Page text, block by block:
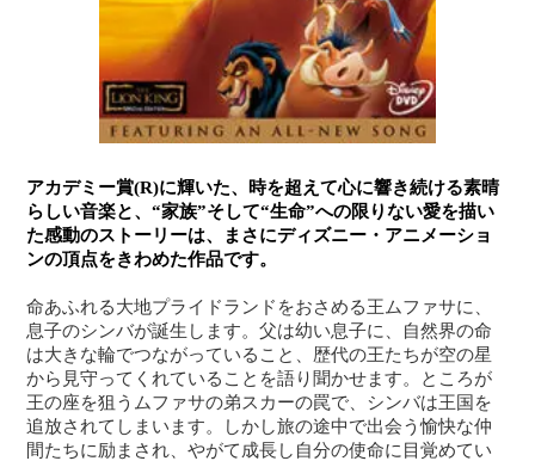
アカデミー賞(R)に輝いた、時を超えて心に響き続ける素晴
らしい音楽と、“家族”そして“生命”への限りない愛を描い
た感動のストーリーは、まさにディズニー・アニメーショ
ンの頂点をきわめた作品です。
命あふれる大地プライドランドをおさめる王ムファサに、
息子のシンバが誕生します。父は幼い息子に、自然界の命
は大きな輪でつながっていること、歴代の王たちが空の星
から見守ってくれていることを語り聞かせます。ところが
王の座を狙うムファサの弟スカーの罠で、シンバは王国を
追放されてしまいます。しかし旅の途中で出会う愉快な仲
間たちに励まされ、やがて成長し自分の使命に目覚めてい